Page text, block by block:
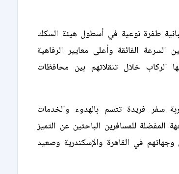
طفرة نوعية في أسطول هيئة السكك
الفائقة وأعلى معايير الرفاهية
الركاب خلال تنقلاتهم بين محافظات
سفر فريدة تتسم بالهدوء والخدمات
المفضلة للمسافرين الباحثين عن التميز
في القاهرة والإسكندرية وصعيد